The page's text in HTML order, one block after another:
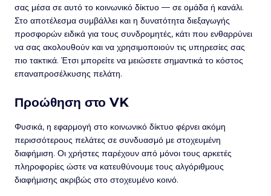
σας μέσα σε αυτό το κοινωνικό δίκτυο — σε ομάδα ή κανάλι.
Στο αποτέλεσμα συμβάλλει και η δυνατότητα διεξαγωγής
προσφορών ειδικά για τους συνδρομητές, κάτι που ενθαρρύνει
να σας ακολουθούν και να χρησιμοποιούν τις υπηρεσίες σας
πιο τακτικά. Έτσι μπορείτε να μειώσετε σημαντικά το κόστος
επαναπροσέλκυσης πελάτη.
Προώθηση στο VK
Φυσικά, η εφαρμογή στο κοινωνικό δίκτυο φέρνει ακόμη
περισσότερους πελάτες σε συνδυασμό με στοχευμένη
διαφήμιση. Οι χρήστες παρέχουν από μόνοι τους αρκετές
πληροφορίες ώστε να κατευθύνουμε τους αλγόριθμους
διαφήμισης ακριβώς στο στοχευμένο κοινό.